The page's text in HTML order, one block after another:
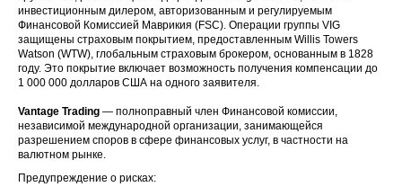
инвестиционным дилером, авторизованным и регулируемым
Финансовой Комиссией Маврикия (FSC). Операции группы VIG
защищены страховым покрытием, предоставленным Willis Towers
Watson (WTW), глобальным страховым брокером, основанным в 1828
году. Это покрытие включает возможность получения компенсации до
1 000 000 долларов США на одного заявителя.
Vantage Trading — полноправный член Финансовой комиссии,
независимой международной организации, занимающейся
разрешением споров в сфере финансовых услуг, в частности на
валютном рынке.
Предупреждение о рисках: